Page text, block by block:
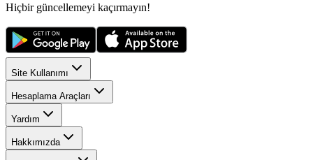
Hiçbir güncellemeyi kaçırmayın!
Site Kullanımı
Hesaplama Araçları
Yardım
Hakkımızda